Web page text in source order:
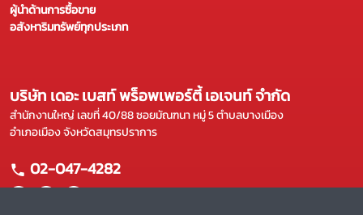
ผู้นำด้านการซื้อขาย
อสังหาริมทรัพย์ทุกประเภท
บริษัท เดอะ เบสท์ พร็อพเพอร์ตี้ เอเจนท์ จำกัด
สำนักงานใหญ่ เลขที่ 40/88 ซอยมัณฑนา หมู่ 5 ตำบลบางเมือง
อำเภอเมือง จังหวัดสมุทรปราการ
02-047-4282